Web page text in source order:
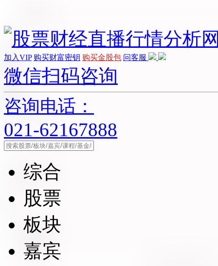
加入VIP 购买财富密钥 购买金股包 问客服
微信扫码咨询
咨询电话：
021-62167888
综合
股票
板块
嘉宾